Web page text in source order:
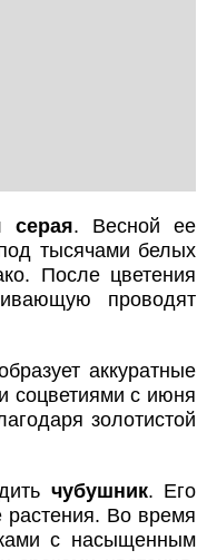
серая. Весной ее
тысячами белых
После цветения
проводят
аккуратные
соцветиями с июня
золотистой
чубушник. Его
Во время
с насыщенным